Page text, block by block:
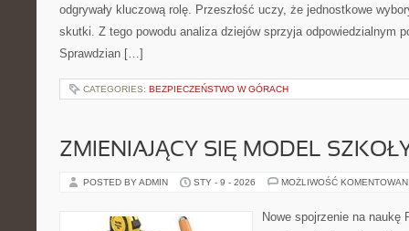
odgrywały kluczową rolę. Przeszłość uczy, że jednostkowe
skutki. Z tego powodu analiza dziejów sprzyja odpowiedzialnym
Sprawdzian […]
CATEGORIES: BEZPIECZEŃSTWO W GÓRACH
ZMIENIAJĄCY SIĘ MODEL
POSTED BY ADMIN STY - 9 - 2026 MOŻLIWOŚĆ
Nowe spojrzenie na naukę